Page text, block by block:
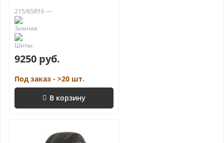
215/65R16 —
9250 руб.
Под заказ - >20 шт.
В корзину